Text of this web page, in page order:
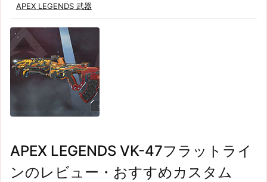
APEX LEGENDS 武器
APEX LEGENDS VK-47フラットライ
ンのレビュー・おすすめカスタム